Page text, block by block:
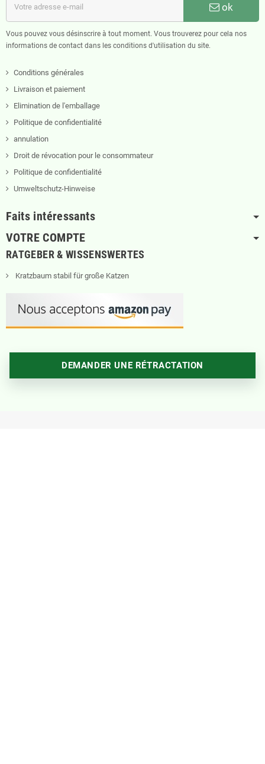
ok
Vous pouvez vous désinscrire à tout moment. Vous trouverez pour cela nos
informations de contact dans les conditions d'utilisation du site.
Conditions générales
Livraison et paiement
Elimination de l'emballage
Politique de confidentialité
annulation
Droit de révocation pour le consommateur
Politique de confidentialité
Umweltschutz-Hinweise
Faits intéressants
VOTRE COMPTE
RATGEBER & WISSENSWERTES
Kratzbaum stabil für große Katzen
DEMANDER UNE RÉTRACTATION